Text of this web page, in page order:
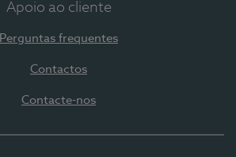
Apoio ao cliente
Perguntas frequentes
Contactos
Contacte-nos